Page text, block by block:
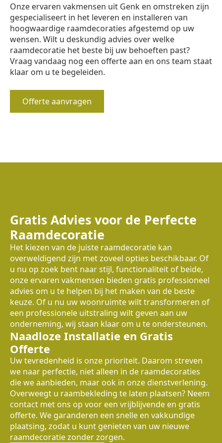
Onze ervaren vakmensen uit Genk en omstreken zijn
gespecialiseert in het leveren en installeren van
hoogwaardige raamdecoraties afgestemd op uw
wensen. Wilt u deskundig advies over welke
raamdecoratie het beste bij uw behoeften past?
Vraag vandaag nog een offerte aan en ons team staat
klaar om u te begeleiden.
Offerte aanvragen
Gratis Advies voor de Perfecte
Raamdecoratie
Het kiezen van de juiste raamdecoratie kan
overweldigend zijn met zoveel opties beschikbaar. Of
u nu op zoek bent naar stijl, functionaliteit of beide,
onze ervaren vakmensen bieden gratis professioneel
advies om u te helpen bij het maken van de beste
keuze. Of u nu uw woonruimte wilt transformeren of
een professionele uitstraling wilt geven aan uw
onderneming, wij staan klaar om u te ondersteunen.
Naadloze Installatie en Gratis
Offerte
Uw tevredenheid is onze prioriteit. Daarom streven
we naar perfectie, niet alleen in de raamdecoraties
die we aanbieden, maar ook in onze dienstverlening.
Overweegt u raambekleding te laten plaatsen? Neem
contact met ons op voor een vrijblijvende en gratis
offerte. We garanderen een snelle en vakkundige
plaatsing, zodat u kunt genieten van uw nieuwe
raamdecoratie zonder zorgen.